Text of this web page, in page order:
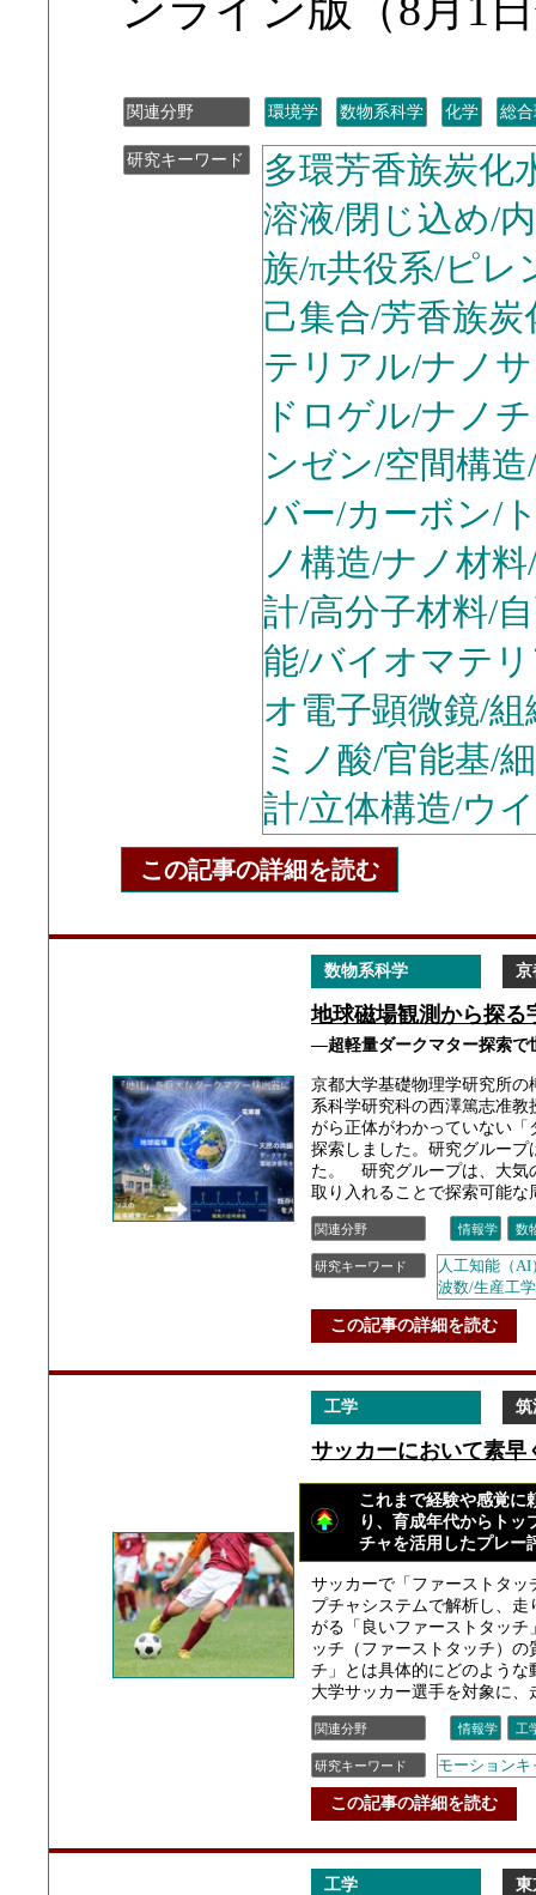
ンライン版（8月1
関連分野 環境学 数物系科学 化学 総
研究キーワード
多環芳香族炭化
溶液/閉じ込め/
族/π共役系/ピレ
己集合/芳香族
テリアル/ナノ
ドロゲル/ナノ
ンゼン/空間構
バー/カーボン/
ノ構造/ナノ材
計/高分子材料/
能/バイオマテ
オ電子顕微鏡/
ミノ酸/官能基/
計/立体構造/ウ
この記事の詳細を読む
数物系科学 京
地球磁場観測から探る
―超軽量ダークマター探索
京都大学基礎物理学研究所
系科学研究科の西澤篤志准
がら正体がわかっていない
探索しました。研究グルー
た。 研究グループは、大気
取り入れることで探索可能
関連分野 情報学 数
研究キーワード
人工知能（
波数/生産工
この記事の詳細を読む
工学 筑
サッカーにおいて素早
これまで経験や感覚に
り、育成年代からト
チャを活用したプレー
サッカーで「ファーストタ
プチャシステムで解析し、
がる「良いファーストタッ
ッチ（ファーストタッチ）
チ」とは具体的にどのよう
大学サッカー選手を対象に
関連分野 情報学 工
研究キーワード モーション
この記事の詳細を読む
工学 東